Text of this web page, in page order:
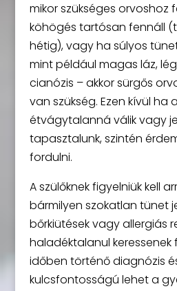
mikor szükséges orvoshoz
köhögés tartósan fennáll
hétig), vagy ha súlyos
mint például magas láz,
cianózis – akkor sürgős
van szükség. Ezen kívül ha
étvágytalanná válik vagy
tapasztalunk, szintén
fordulni.
A szülőknek figyelniük kell
bármilyen szokatlan tünet
bőrkiütések vagy allergiás
haladéktalanul keressenek
időben történő diagnózis
kulcsfontosságú lehet a